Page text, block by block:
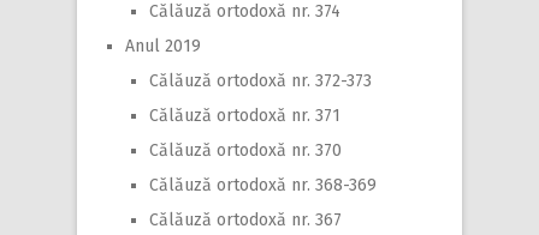
Călăuză ortodoxă nr. 374
Anul 2019
Călăuză ortodoxă nr. 372-373
Călăuză ortodoxă nr. 371
Călăuză ortodoxă nr. 370
Călăuză ortodoxă nr. 368-369
Călăuză ortodoxă nr. 367